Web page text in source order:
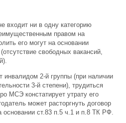
входит ни в одну категорию
правом на
его могут на основании
свободных вакансий,
инвалидом 2-й группы (при наличии
3-й степени), трудиться
МСЭ констатирует утрату его
может расторгнуть договор
основании ст.83 п.5 ч.1 и п.8 ТК РФ.